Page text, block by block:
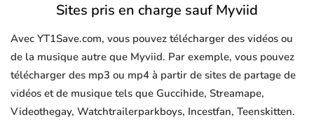
Sites pris en charge sauf Myviid
Avec YT1Save.com, vous pouvez télécharger des vidéos ou
de la musique autre que Myviid. Par exemple, vous pouvez
télécharger des mp3 ou mp4 à partir de sites de partage de
vidéos et de musique tels que Guccihide, Streamape,
Videothegay, Watchtrailerparkboys, Incestfan, Teenskitten.